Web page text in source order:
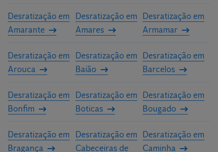
Desratização em
Amarante
Desratização em
Amares
Desratização em
Armamar
Desratização em
Arouca
Desratização em
Baião
Desratização em
Barcelos
Desratização em
Bonfim
Desratização em
Boticas
Desratização em
Bougado
Desratização em
Bragança
Desratização em
Cabeceiras de
Desratização em
Caminha